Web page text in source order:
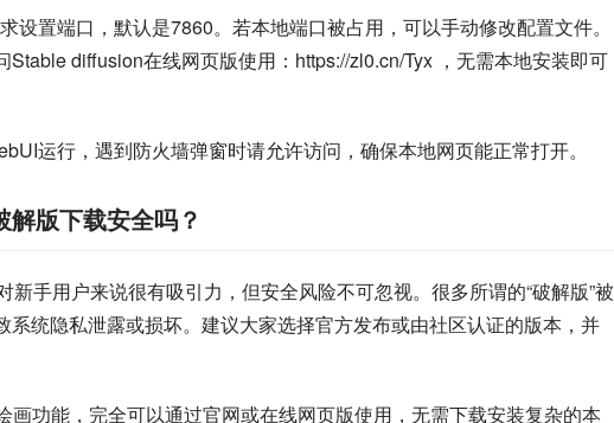
设置端口，默认是7860。若本地端口被占用，可以手动修改配置文件。
diffusion在线网页版使用：https://zl0.cn/Tyx ，无需本地安装即可
运行，遇到防火墙弹窗时请允许访问，确保本地网页能正常打开。
版下载安全吗？
新手用户来说很有吸引力，但安全风险不可忽视。很多所谓的“破解版”被
统隐私泄露或损坏。建议大家选择官方发布或由社区认证的版本，并
功能，完全可以通过官网或在线网页版使用，无需下载安装复杂的本